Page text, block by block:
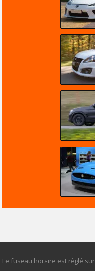
Le fuseau horaire est réglé sur